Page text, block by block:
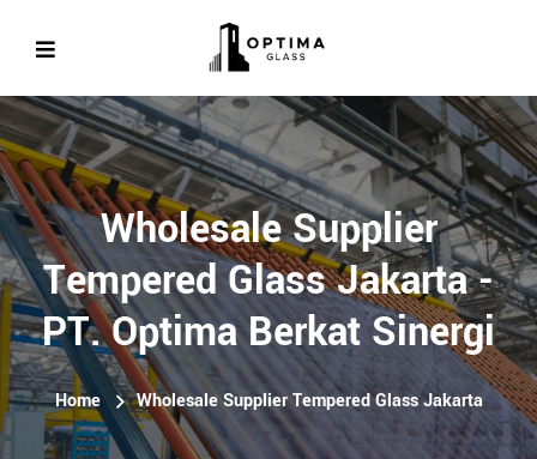
Wholesale Supplier
Tempered Glass Jakarta -
PT. Optima Berkat Sinergi
Home Wholesale Supplier Tempered Glass Jakarta